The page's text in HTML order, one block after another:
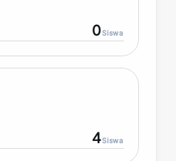
0Siswa
4Siswa